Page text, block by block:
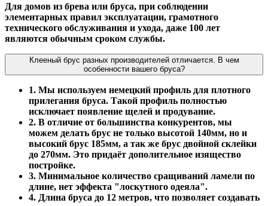
Для домов из брева или бруса, при соблюдении
элементарных правил эксплуатации, грамотного
технического обслуживания и ухода, даже 100 лет
являются обычным сроком службы.
Клееный брус разных производителей отличается. В чем
особенности вашего бруса?
1. Мы используем немецкий профиль для плотного
прилегания бруса. Такой профиль полностью
исключает появление щелей и продувание.
2. В отличие от большинства конкурентов, мы
можем делать брус не только высотой 140мм, но и
высокий брус 185мм, а так же брус двойной склейки
до 270мм. Это придаёт дополительное изящество
постройке.
3. Минимальное количество сращиваний ламели по
длине, нет эффекта "лоскутного одеяла".
4. Длина бруса до 12 метров, что позволяет создавать